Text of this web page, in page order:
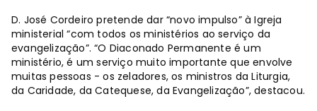
D. José Cordeiro pretende dar “novo impulso” à Igreja
ministerial “com todos os ministérios ao serviço da
evangelização”. “O Diaconado Permanente é um
ministério, é um serviço muito importante que envolve
muitas pessoas - os zeladores, os ministros da Liturgia,
da Caridade, da Catequese, da Evangelização”, destacou.